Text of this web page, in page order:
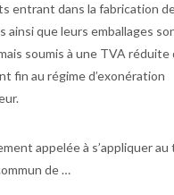
entrant dans la fabrication
ainsi que leurs emballages
soumis à une TVA réduite
fin au régime d’exonération
appelée à s’appliquer au
de …